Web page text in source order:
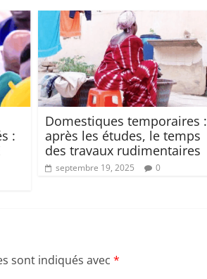
:
Domestiques temporaires :
après les études, le temps
des travaux rudimentaires
septembre 19, 2025 0
sont indiqués avec *